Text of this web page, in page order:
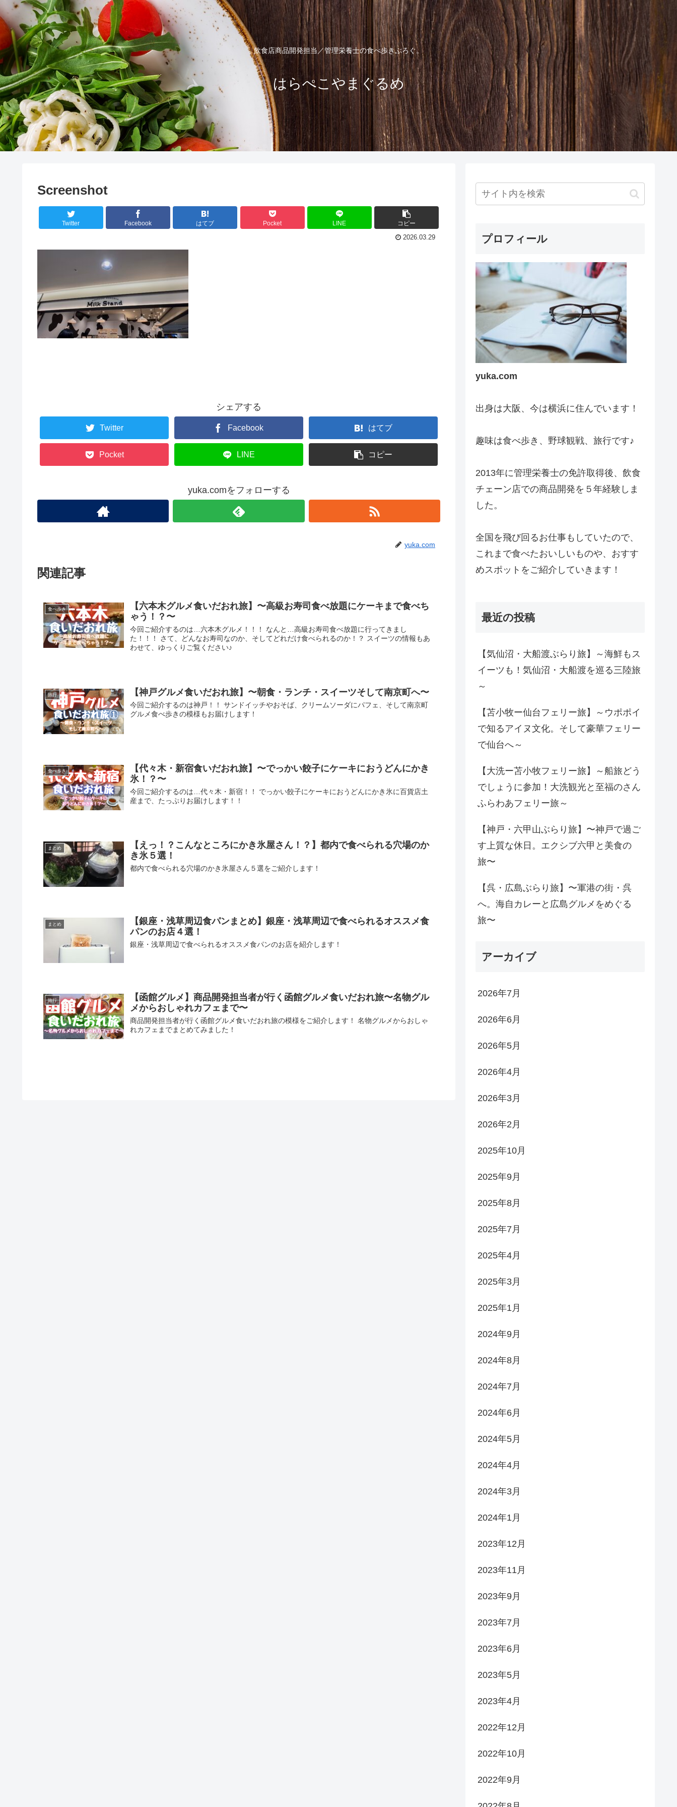
飲食店商品開発担当／管理栄養士の食べ歩きぶろぐ。
はらぺこやまぐるめ
Screenshot
Twitter Facebook はてブ Pocket LINE コピー
2026.03.29
シェアする
Twitter Facebook はてブ
Pocket LINE コピー
yuka.comをフォローする
yuka.com
関連記事
食べ歩き
【六本木グルメ食いだおれ旅】〜高級お寿司食べ放題にケーキまで食べち
ゃう！？〜
今回ご紹介するのは…六本木グルメ！！！ なんと…高級お寿司食べ放題に行ってきまし
た！！！ さて、どんなお寿司なのか、そしてどれだけ食べられるのか！？ スイーツの情報もあ
わせて、ゆっくりご覧ください♪
旅行 【神戸グルメ食いだおれ旅】〜朝食・ランチ・スイーツそして南京町へ〜
今回ご紹介するのは神戸！！ サンドイッチやおそば、クリームソーダにパフェ、そして南京町
グルメ食べ歩きの模様もお届けします！
食べ歩き
【代々木・新宿食いだおれ旅】〜でっかい餃子にケーキにおうどんにかき
氷！？〜
今回ご紹介するのは…代々木・新宿！！ でっかい餃子にケーキにおうどんにかき氷に百貨店土
産まで、たっぷりお届けします！！
まとめ
【えっ！？こんなところにかき氷屋さん！？】都内で食べられる穴場のか
き氷５選！
都内で食べられる穴場のかき氷屋さん５選をご紹介します！
まとめ
【銀座・浅草周辺食パンまとめ】銀座・浅草周辺で食べられるオススメ食
パンのお店４選！
銀座・浅草周辺で食べられるオススメ食パンのお店を紹介します！
旅行
【函館グルメ】商品開発担当者が行く函館グルメ食いだおれ旅〜名物グル
メからおしゃれカフェまで〜
商品開発担当者が行く函館グルメ食いだおれ旅の模様をご紹介します！ 名物グルメからおしゃ
れカフェまでまとめてみました！
プロフィール
yuka.com
出身は大阪、今は横浜に住んでいます！
趣味は食べ歩き、野球観戦、旅行です♪
2013年に管理栄養士の免許取得後、飲食
チェーン店での商品開発を５年経験しま
した。
全国を飛び回るお仕事もしていたので、
これまで食べたおいしいものや、おすす
めスポットをご紹介していきます！
最近の投稿
【気仙沼・大船渡ぶらり旅】～海鮮もス
イーツも！気仙沼・大船渡を巡る三陸旅
～
【苫小牧ー仙台フェリー旅】～ウポポイ
で知るアイヌ文化。そして豪華フェリー
で仙台へ～
【大洗ー苫小牧フェリー旅】～船旅どう
でしょうに参加！大洗観光と至福のさん
ふらわあフェリー旅～
【神戸・六甲山ぶらり旅】〜神戸で過ご
す上質な休日。エクシブ六甲と美食の
旅〜
【呉・広島ぶらり旅】〜軍港の街・呉
へ。海自カレーと広島グルメをめぐる
旅〜
アーカイブ
2026年7月
2026年6月
2026年5月
2026年4月
2026年3月
2026年2月
2025年10月
2025年9月
2025年8月
2025年7月
2025年4月
2025年3月
2025年1月
2024年9月
2024年8月
2024年7月
2024年6月
2024年5月
2024年4月
2024年3月
2024年1月
2023年12月
2023年11月
2023年9月
2023年7月
2023年6月
2023年5月
2023年4月
2022年12月
2022年10月
2022年9月